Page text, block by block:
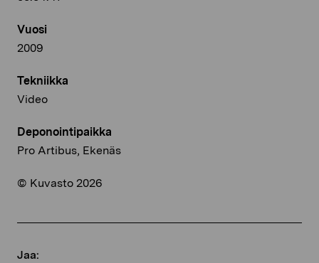
Vuosi
2009
Tekniikka
Video
Deponointipaikka
Pro Artibus, Ekenäs
© Kuvasto 2026
Jaa: